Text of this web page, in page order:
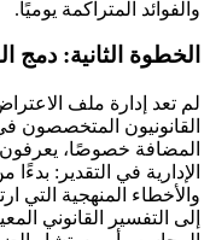
والفوائد المتراكمة يوميًا.
الخطوة الثانية: دمج
لم تعد إدارة ملف
القانونيون المتخصصون
المضافة خصوصًا، يعرفون
الإدارية في التقدير:
والأخطاء المنهجية التي
إلى التفسير القانوني